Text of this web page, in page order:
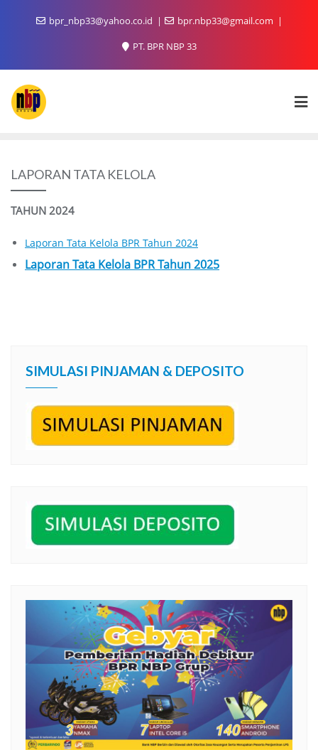
bpr_nbp33@yahoo.co.id
bpr.nbp33@gmail.com
PT. BPR NBP 33
LAPORAN TATA KELOLA
TAHUN 2024
Laporan Tata Kelola BPR Tahun 2024
Laporan Tata Kelola BPR Tahun 2025
SIMULASI PINJAMAN & DEPOSITO